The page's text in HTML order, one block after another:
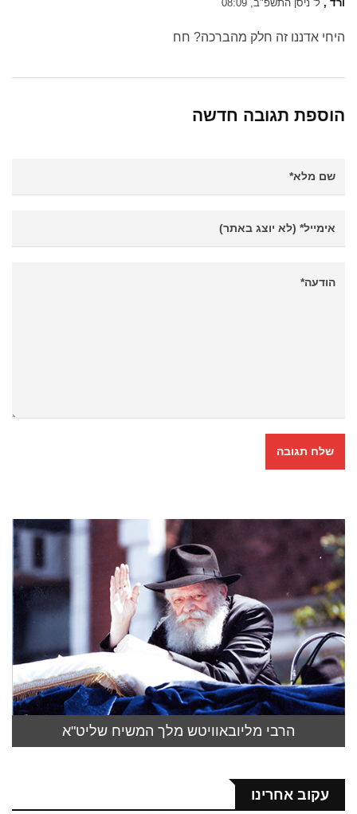
ורד , ל' ניסן התשפ"ב, 08:09
היחי אדננו זה חלק מהברכה? חח
הוספת תגובה חדשה
הרבי מליובאוויטש מלך המשיח שליט"א
עקוב אחרינו